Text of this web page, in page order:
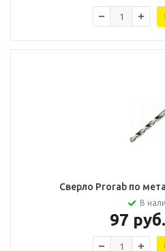
Сверло Prorab по
В
97 руб.